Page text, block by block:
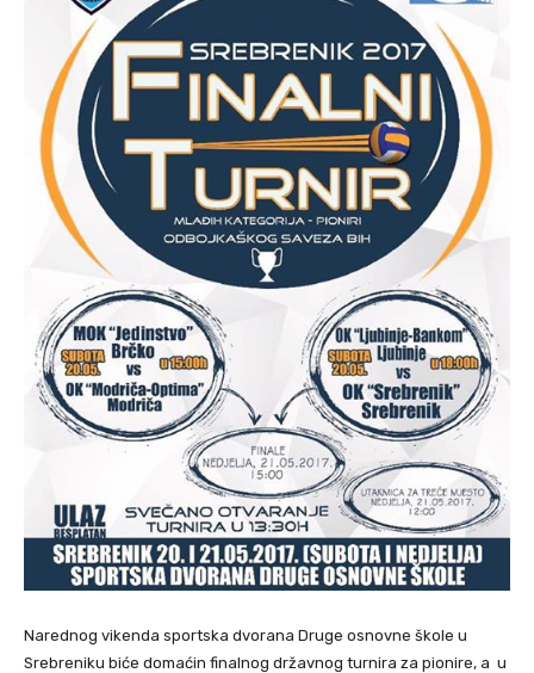
Narednog vikenda sportska dvorana Druge osnovne škole u
Srebreniku biće domaćin finalnog državnog turnira za pionire, a u